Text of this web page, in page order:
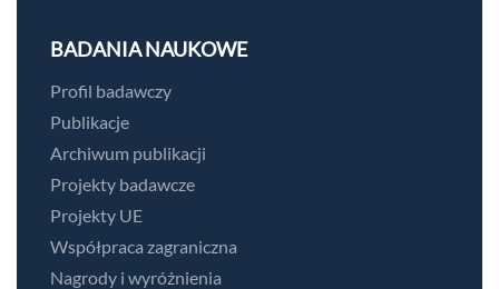
BADANIA NAUKOWE
Profil badawczy
Publikacje
Archiwum publikacji
Projekty badawcze
Projekty UE
Współpraca zagraniczna
Nagrody i wyróżnienia